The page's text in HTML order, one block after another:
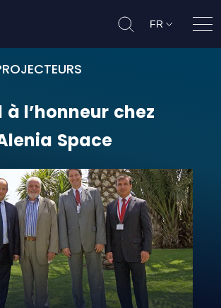
FR
à l’honneur chez Thales
à l’honneur chez
Space